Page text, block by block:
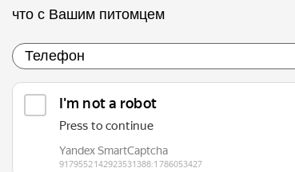
что с Вашим питомцем